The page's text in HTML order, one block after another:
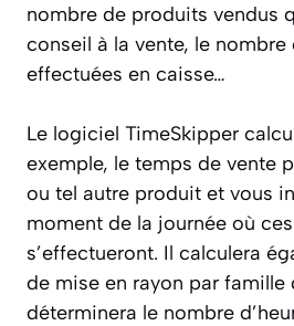
nombre de produits vendus
conseil à la vente, le nombre
effectuées en caisse…
Le logiciel TimeSkipper
exemple, le temps de vente
ou tel autre produit et vous
moment de la journée où
s’effectueront. Il calculera
de mise en rayon par famille
déterminera le nombre